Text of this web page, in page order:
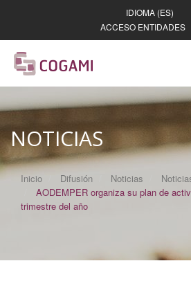
IDIOMA (ES)
ACCESO ENTIDADES
NOTICIAS
Inicio Difusión Noticias
AODEMPER organiza su plan de
trimestre del año